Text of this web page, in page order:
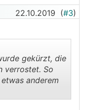
22.10.2019 (#3)
gekürzt, die
verrostet. So
anderem